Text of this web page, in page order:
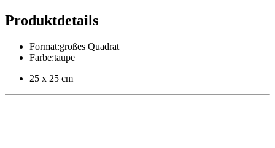
Produktdetails
Format:großes Quadrat
Farbe:taupe
25 x 25 cm